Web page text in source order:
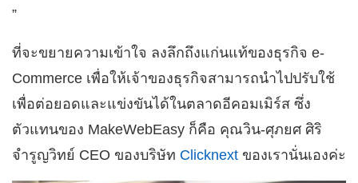
”
ที่จะขยายความเข้าใจ ลงลึกถึงแก่นแท้ของธุรกิจ e-
Commerce เพื่อให้เจ้าของธุรกิจสามารถนำไปปรับใช้
เพื่อต่อยอดและแข่งขันได้ในตลาดอีคอมเมิร์ส ซึ่ง
ตัวแทนของ MakeWebEasy ก็คือ คุณวิน-ศุภยศ ศิริ
จำรูญวิทย์ CEO ของบริษัท Clicknext ของเรานั่นเองค่ะ